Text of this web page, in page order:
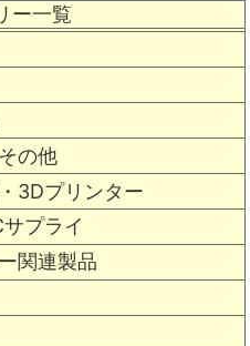
ー一覧
の他
3Dプリンター
プライ
関連製品